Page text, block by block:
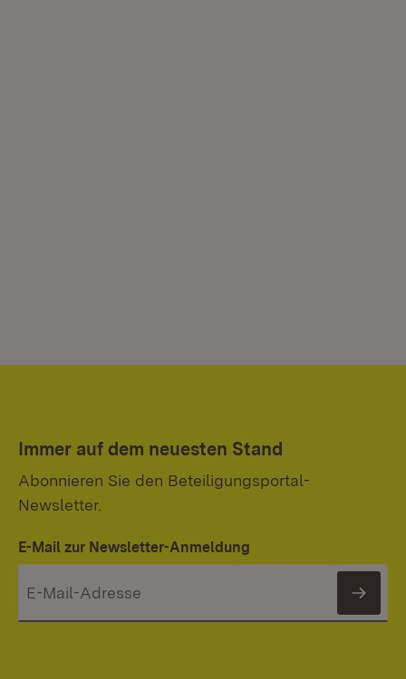
Immer auf dem neuesten Stand
Abonnieren Sie den Beteiligungsportal-
Newsletter.
E-Mail zur Newsletter-Anmeldung